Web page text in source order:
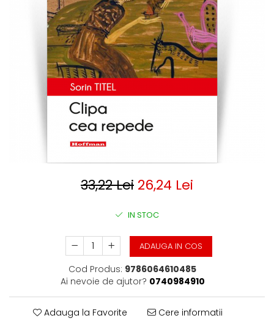
Contemporana
Universala
Universala
Non-fictiune
Publicistica / Reportaje / Interviuri
Sociologie si filozofie33,22 Lei 26,24 Lei
IN STOC
ADAUGA IN COS
Cod Produs: 9786064610485
Ai nevoie de ajutor? 0740984910
Adauga la Favorite Cere informatii